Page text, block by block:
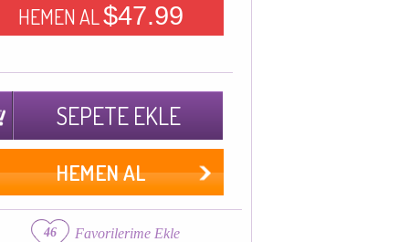
HEMEN AL$47.99
SEPETE EKLE
HEMEN AL
46 Favorilerime Ekle